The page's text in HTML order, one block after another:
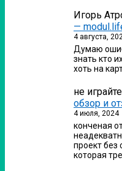
Игорь
—
4 августа,
Думаю
знать кто
хоть на
не
обзор и
4 июля, 2024
конченая
проект без
которая